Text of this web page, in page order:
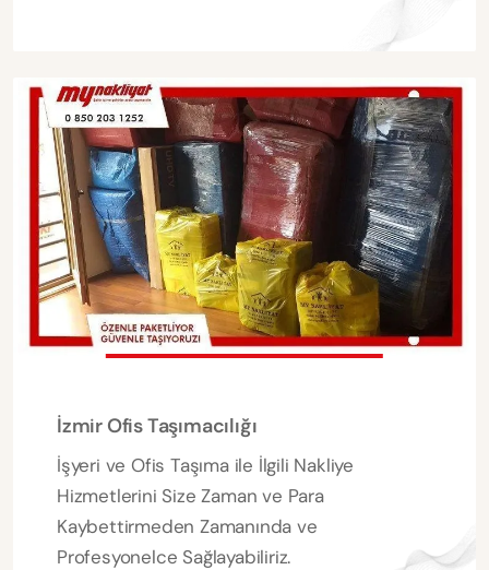
İzmir Ofis Taşımacılığı
İşyeri ve Ofis Taşıma ile İlgili Nakliye
Hizmetlerini Size Zaman ve Para
Kaybettirmeden Zamanında ve
Profesyonelce Sağlayabiliriz.